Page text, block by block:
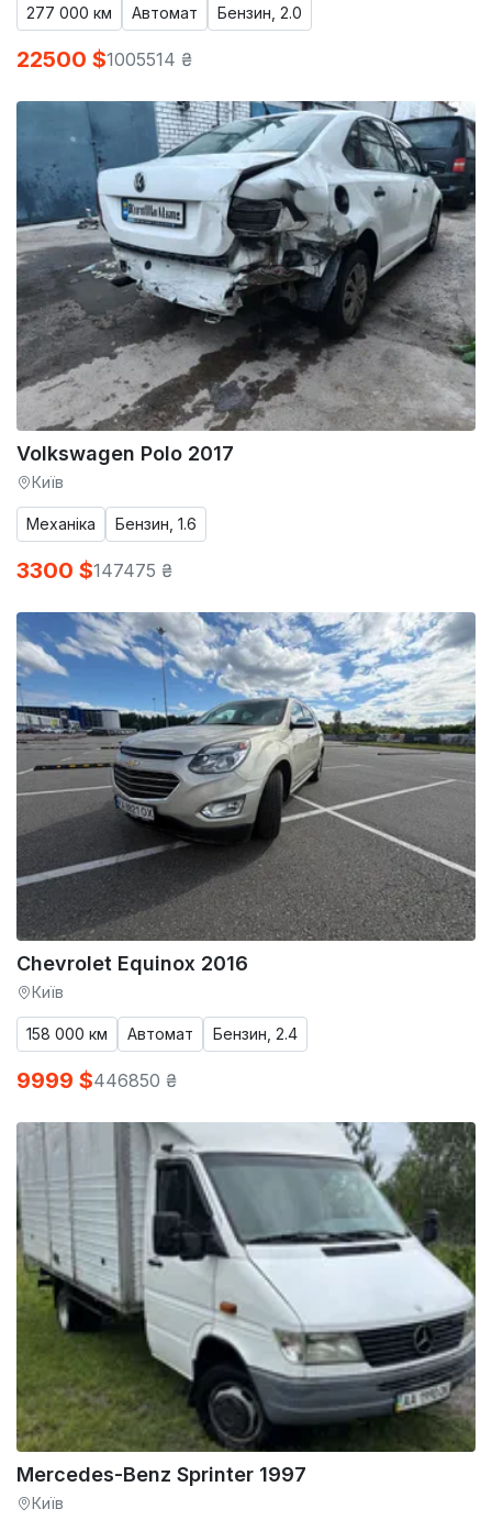
277 000 км Автомат Бензин, 2.0
22500 $1005514 ₴
Volkswagen Polo 2017
Київ
Механіка Бензин, 1.6
3300 $147475 ₴
Chevrolet Equinox 2016
Київ
158 000 км Автомат Бензин, 2.4
9999 $446850 ₴
Mercedes-Benz Sprinter 1997
Київ